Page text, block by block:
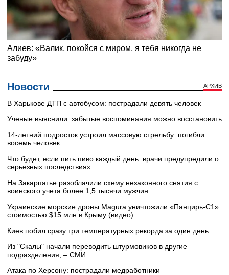
Новости АРХИВ
В Харькове ДТП с автобусом: пострадали девять человек
Ученые выяснили: забытые воспоминания можно восстановить
14-летний подросток устроил массовую стрельбу: погибли
восемь человек
Что будет, если пить пиво каждый день: врачи предупредили о
серьезных последствиях
На Закарпатье разоблачили схему незаконного снятия с
воинского учета более 1,5 тысячи мужчин
Украинские морские дроны Magura уничтожили «Панцирь-С1»
стоимостью $15 млн в Крыму (видео)
Киев побил сразу три температурных рекорда за один день
Из "Скалы" начали переводить штурмовиков в другие
подразделения, – СМИ
Атака по Херсону: пострадали медработники